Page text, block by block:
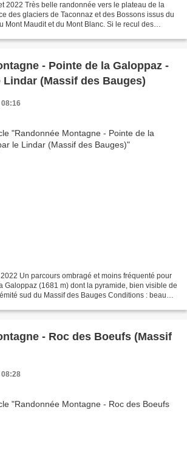
2022 Très belle randonnée vers le plateau de la
des glaciers de Taconnaz et des Bossons issus du
Mont Maudit et du Mont Blanc. Si le recul des
- Pointe de la Galoppaz -
Lindar (Massif des Bauges)
08:16
Un parcours ombragé et moins fréquenté pour
Galoppaz (1681 m) dont la pyramide, bien visible de
sud du Massif des Bauges Conditions : beau
- Roc des Boeufs (Massif
08:28